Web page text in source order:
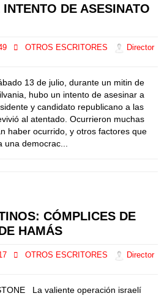
DE ASESINATO
OTROS ESCRITORES
Director
13 de julio, durante un mitin de
hubo un intento de asesinar a
y candidato republicano a las
al atentado. Ocurrieron muchas
haber ocurrido, y otros factores que
democrac...
CÓMPLICES DE
HAMÁS
OTROS ESCRITORES
Director
La valiente operación israelí